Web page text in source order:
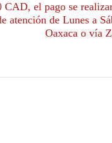
CAD, el pago se
de Lunes a
Oaxaca o vía